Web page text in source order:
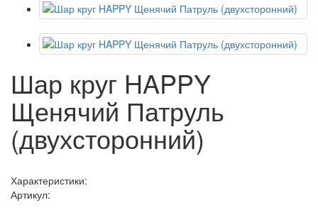
Шар круг HAPPY
Щенячий Патруль
(двухсторонний)
Характеристики:
Артикул: